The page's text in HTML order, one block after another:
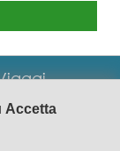
Accetta
10/C